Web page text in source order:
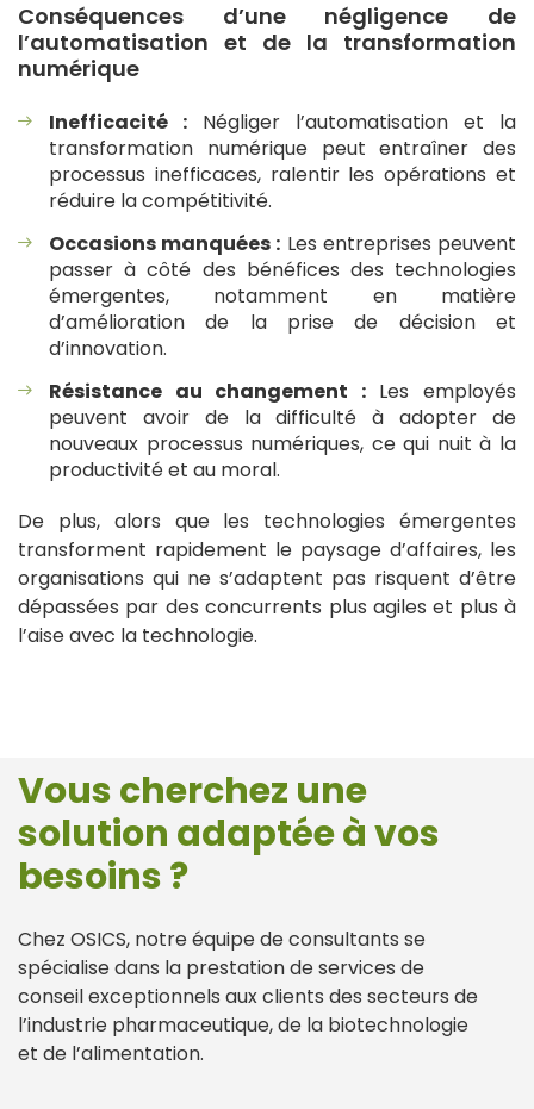
Conséquences d’une négligence de
l’automatisation et de la transformation
numérique
Inefficacité : Négliger l’automatisation et la
transformation numérique peut entraîner des
processus inefficaces, ralentir les opérations et
réduire la compétitivité.
Occasions manquées : Les entreprises peuvent
passer à côté des bénéfices des technologies
émergentes, notamment en matière
d’amélioration de la prise de décision et
d’innovation.
Résistance au changement :Les employés
peuvent avoir de la difficulté à adopter de
nouveaux processus numériques, ce qui nuit à la
productivité et au moral.
De plus, alors que les technologies émergentes
transforment rapidement le paysage d’affaires, les
organisations qui ne s’adaptent pas risquent d’être
dépassées par des concurrents plus agiles et plus à
l’aise avec la technologie.
Vous cherchez une
solution adaptée à vos
besoins ?
Chez OSICS, notre équipe de consultants se
spécialise dans la prestation de services de
conseil exceptionnels aux clients des secteurs de
l’industrie pharmaceutique, de la biotechnologie
et de l’alimentation.